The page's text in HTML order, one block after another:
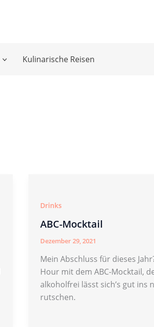
Kulinarische Reisen
Drinks
ABC-Mocktail
Dezember 29, 2021
Mein Abschluss für dieses
Hour mit dem ABC-Mocktail,
alkoholfrei lässt sich’s gut ins
rutschen.